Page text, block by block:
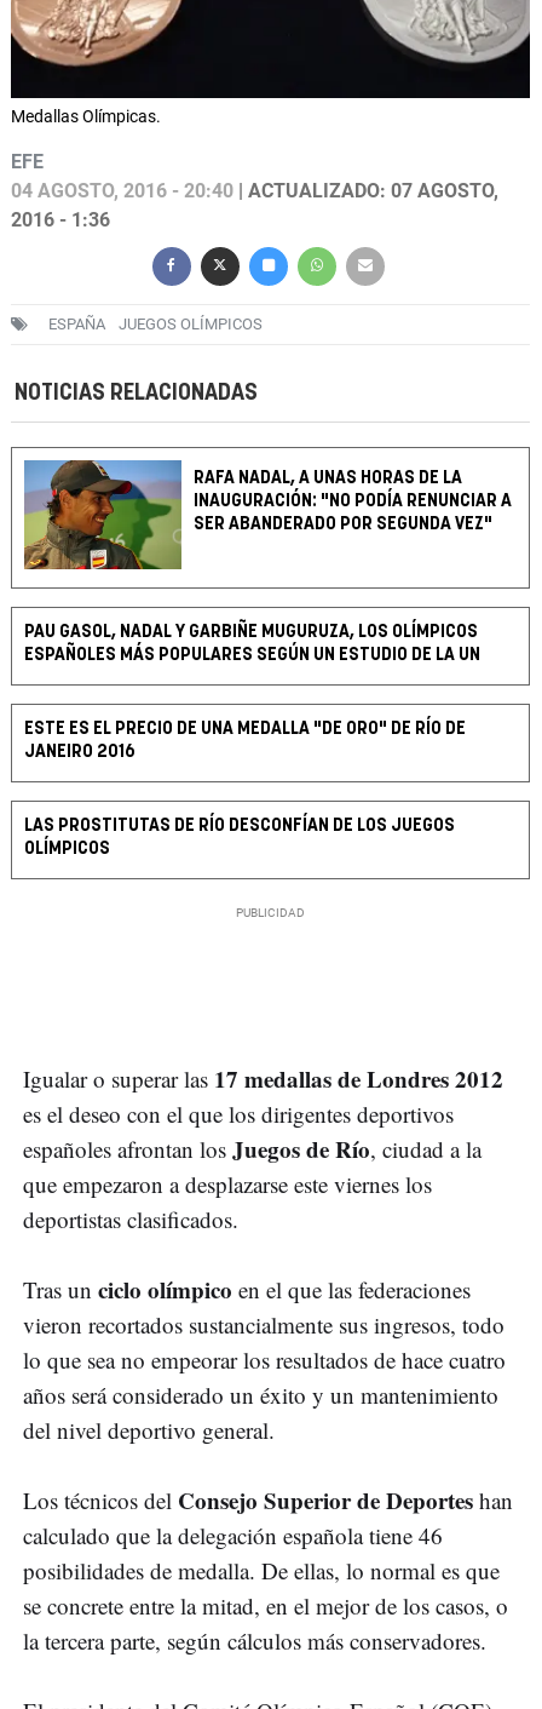
Medallas Olímpicas.
EFE
04 AGOSTO, 2016 - 20:40 | ACTUALIZADO: 07 AGOSTO,
2016 - 1:36
ESPAÑA JUEGOS OLÍMPICOS
NOTICIAS RELACIONADAS
RAFA NADAL, A UNAS HORAS DE LA
INAUGURACIÓN: "NO PODÍA RENUNCIAR A
SER ABANDERADO POR SEGUNDA VEZ"
PAU GASOL, NADAL Y GARBIÑE MUGURUZA, LOS OLÍMPICOS
ESPAÑOLES MÁS POPULARES SEGÚN UN ESTUDIO DE LA UN
ESTE ES EL PRECIO DE UNA MEDALLA "DE ORO" DE RÍO DE
JANEIRO 2016
LAS PROSTITUTAS DE RÍO DESCONFÍAN DE LOS JUEGOS
OLÍMPICOS
Igualar o superar las 17 medallas de Londres 2012
es el deseo con el que los dirigentes deportivos
españoles afrontan los Juegos de Río, ciudad a la
que empezaron a desplazarse este viernes los
deportistas clasificados.
Tras un ciclo olímpico en el que las federaciones
vieron recortados sustancialmente sus ingresos, todo
lo que sea no empeorar los resultados de hace cuatro
años será considerado un éxito y un mantenimiento
del nivel deportivo general.
Los técnicos del Consejo Superior de Deportes han
calculado que la delegación española tiene 46
posibilidades de medalla. De ellas, lo normal es que
se concrete entre la mitad, en el mejor de los casos, o
la tercera parte, según cálculos más conservadores.